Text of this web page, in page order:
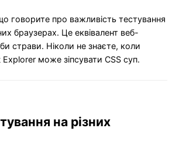
говорите про важливість тестування
браузерах. Це еквівалент веб-
страви. Ніколи не знаєте, коли
може зіпсувати CSS суп.
на різних